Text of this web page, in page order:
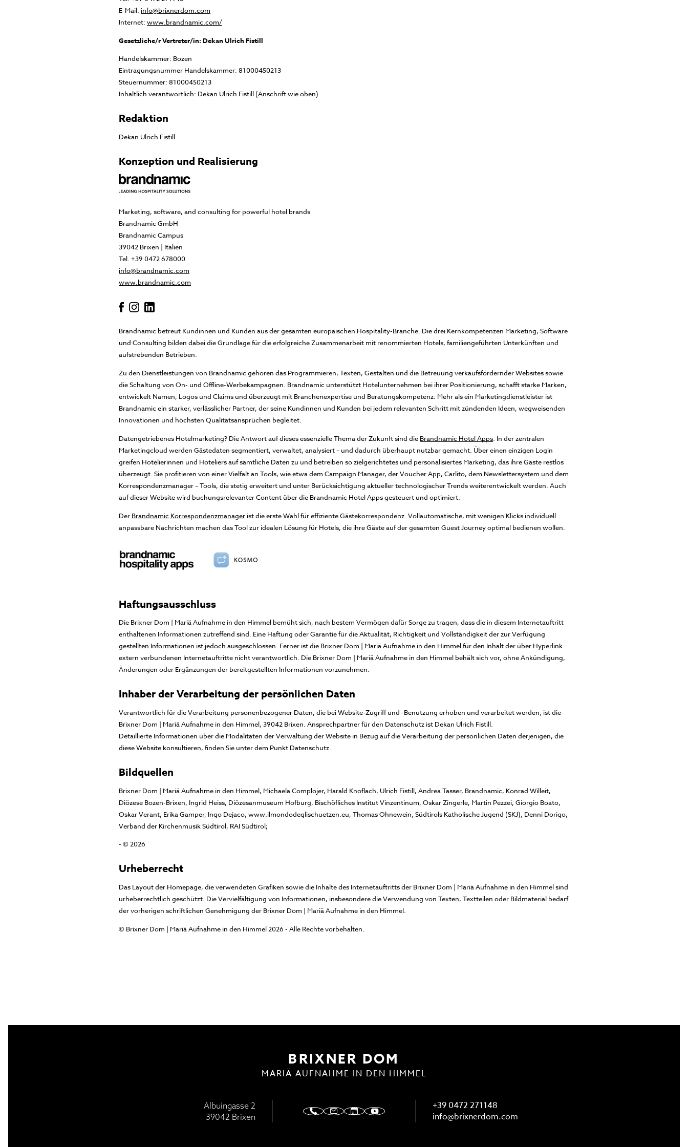
E-Mail: info@brixnerdom.com
Internet: www.brandnamic.com/
Gesetzliche/r Vertreter/in: Dekan Ulrich Fistill
Handelskammer: Bozen
Eintragungsnummer Handelskammer: 81000450213
Steuernummer: 81000450213
Inhaltlich verantwortlich: Dekan Ulrich Fistill (Anschrift wie oben)
Redaktion
Dekan Ulrich Fistill
Konzeption und Realisierung
Marketing, software, and consulting for powerful hotel brands
Brandnamic GmbH
Brandnamic Campus
39042 Brixen | Italien
Tel. +39 0472 678000
info@brandnamic.com
www.brandnamic.com
Brandnamic betreut Kundinnen und Kunden aus der gesamten europäischen Hospitality-Branche. Die drei Kernkompetenzen Marketing, Software
und Consulting bilden dabei die Grundlage für die erfolgreiche Zusammenarbeit mit renommierten Hotels, familiengeführten Unterkünften und
aufstrebenden Betrieben.
Zu den Dienstleistungen von Brandnamic gehören das Programmieren, Texten, Gestalten und die Betreuung verkaufsfördernder Websites sowie
die Schaltung von On- und Offline-Werbekampagnen. Brandnamic unterstützt Hotelunternehmen bei ihrer Positionierung, schafft starke Marken,
entwickelt Namen, Logos und Claims und überzeugt mit Branchenexpertise und Beratungskompetenz: Mehr als ein Marketingdienstleister ist
Brandnamic ein starker, verlässlicher Partner, der seine Kundinnen und Kunden bei jedem relevanten Schritt mit zündenden Ideen, wegweisenden
Innovationen und höchsten Qualitätsansprüchen begleitet.
Datengetriebenes Hotelmarketing? Die Antwort auf dieses essenzielle Thema der Zukunft sind die Brandnamic Hotel Apps. In der zentralen
Marketingcloud werden Gästedaten segmentiert, verwaltet, analysiert – und dadurch überhaupt nutzbar gemacht. Über einen einzigen Login
greifen Hotelierinnen und Hoteliers auf sämtliche Daten zu und betreiben so zielgerichtetes und personalisiertes Marketing, das ihre Gäste restlos
überzeugt. Sie profitieren von einer Vielfalt an Tools, wie etwa dem Campaign Manager, der Voucher App, Carlito, dem Newslettersystem und dem
Korrespondenzmanager – Tools, die stetig erweitert und unter Berücksichtigung aktueller technologischer Trends weiterentwickelt werden. Auch
auf dieser Website wird buchungsrelevanter Content über die Brandnamic Hotel Apps gesteuert und optimiert.
Der Brandnamic Korrespondenzmanager ist die erste Wahl für effiziente Gästekorrespondenz. Vollautomatische, mit wenigen Klicks individuell
anpassbare Nachrichten machen das Tool zur idealen Lösung für Hotels, die ihre Gäste auf der gesamten Guest Journey optimal bedienen wollen.
Haftungsausschluss
Die Brixner Dom | Mariä Aufnahme in den Himmel bemüht sich, nach bestem Vermögen dafür Sorge zu tragen, dass die in diesem Internetauftritt
enthaltenen Informationen zutreffend sind. Eine Haftung oder Garantie für die Aktualität, Richtigkeit und Vollständigkeit der zur Verfügung
gestellten Informationen ist jedoch ausgeschlossen. Ferner ist die Brixner Dom | Mariä Aufnahme in den Himmel für den Inhalt der über Hyperlink
extern verbundenen Internetauftritte nicht verantwortlich. Die Brixner Dom | Mariä Aufnahme in den Himmel behält sich vor, ohne Ankündigung,
Änderungen oder Ergänzungen der bereitgestellten Informationen vorzunehmen.
Inhaber der Verarbeitung der persönlichen Daten
Verantwortlich für die Verarbeitung personenbezogener Daten, die bei Website-Zugriff und -Benutzung erhoben und verarbeitet werden, ist die
Brixner Dom | Mariä Aufnahme in den Himmel, 39042 Brixen. Ansprechpartner für den Datenschutz ist Dekan Ulrich Fistill.
Detaillierte Informationen über die Modalitäten der Verwaltung der Website in Bezug auf die Verarbeitung der persönlichen Daten derjenigen, die
diese Website konsultieren, finden Sie unter dem Punkt Datenschutz.
Bildquellen
Brixner Dom | Mariä Aufnahme in den Himmel, Michaela Complojer, Harald Knoflach, Ulrich Fistill, Andrea Tasser, Brandnamic, Konrad Willeit,
Diözese Bozen-Brixen, Ingrid Heiss, Diözesanmuseum Hofburg, Bischöfliches Institut Vinzentinum, Oskar Zingerle, Martin Pezzei, Giorgio Boato,
Oskar Verant, Erika Gamper, Ingo Dejaco, www.ilmondodeglischuetzen.eu, Thomas Ohnewein, Südtirols Katholische Jugend (SKJ), Denni Dorigo,
Verband der Kirchenmusik Südtirol, RAI Südtirol;
- © 2026
Urheberrecht
Das Layout der Homepage, die verwendeten Grafiken sowie die Inhalte des Internetauftritts der Brixner Dom | Mariä Aufnahme in den Himmel sind
urheberrechtlich geschützt. Die Vervielfältigung von Informationen, insbesondere die Verwendung von Texten, Textteilen oder Bildmaterial bedarf
der vorherigen schriftlichen Genehmigung der Brixner Dom | Mariä Aufnahme in den Himmel.
© Brixner Dom | Mariä Aufnahme in den Himmel 2026 - Alle Rechte vorbehalten.
BRIXNER DOM
MARIÄ AUFNAHME IN DEN HIMMEL
Albuingasse 2
39042 Brixen
+39 0472 271148
info@brixnerdom.com